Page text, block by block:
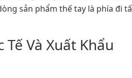
sản phẩm thế tay là phía đi
Tế Và Xuất Khẩu